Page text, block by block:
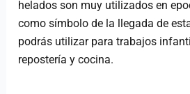
helados son muy utilizados en
como símbolo de la llegada de
podrás utilizar para trabajos
repostería y cocina.